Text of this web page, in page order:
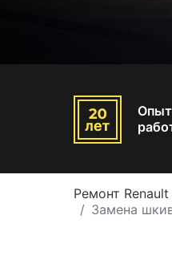
Опыт
Ремонт Renault
Замена